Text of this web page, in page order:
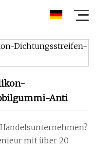
Anti
Handelsunternehmen?
mit über 20